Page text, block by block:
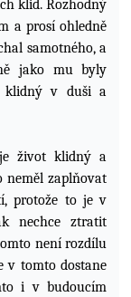
klid. Rozhodný
a prosí ohledně
samotného, a
jako mu byly
klidný v duši a
život klidný a
neměl zaplňovat
protože to je v
nechce ztratit
není rozdílu
v tomto dostane
i v budoucím